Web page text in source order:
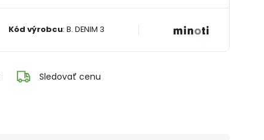
Kód výrobcu: B. DENIM 3
Sledovať cenu